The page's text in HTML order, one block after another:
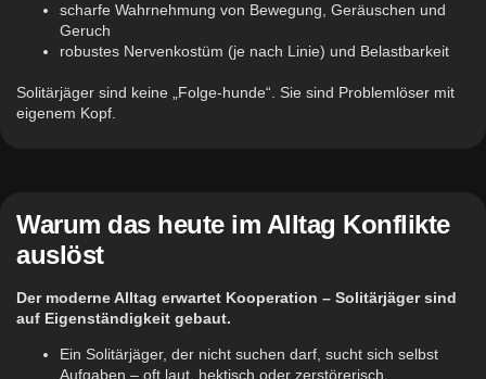
scharfe Wahrnehmung von Bewegung, Geräuschen und
Geruch
robustes Nervenkostüm (je nach Linie) und Belastbarkeit
Solitärjäger sind keine „Folge-hunde“. Sie sind Problemlöser mit
eigenem Kopf.
Warum das heute im Alltag Konflikte
auslöst
Der moderne Alltag erwartet Kooperation – Solitärjäger sind
auf Eigenständigkeit gebaut.
Ein Solitärjäger, der nicht suchen darf, sucht sich selbst
Aufgaben – oft laut, hektisch oder zerstörerisch.